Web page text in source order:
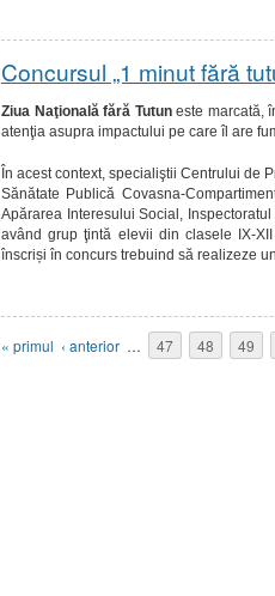
Concursul „1 minut fără
Ziua Naţională fără Tutuneste marcată,
atenţia asupra impactului pe care îl are
În acest context, specialiştii Centrului de
Sănătate Publică Covasna-
Apărarea Interesului Social,
având grup ţintă elevii din clasele IX-
înscriși în concurs trebuind să realizeze
Pagini
« primul ‹ anterior … 47 48 49